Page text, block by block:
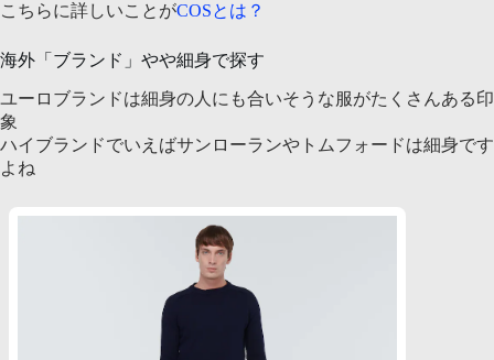
こちらに詳しいことがCOSとは？
海外「ブランド」やや細身で探す
ユーロブランドは細身の人にも合いそうな服がたくさんある印
象
ハイブランドでいえばサンローランやトムフォードは細身です
よね